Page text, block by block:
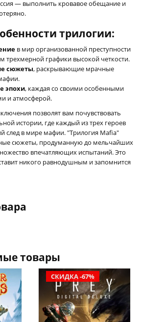
— выполнить кровавое обещание и
трилогии:
в мир организованной преступности
трехмерной графики высокой четкости.
сюжеты, раскрывающие мрачные
эпохи, каждая со своими особенными
и атмосферой.
позволят вам почувствовать
истории, где каждый из трех героев
след в мире мафии. "Трилогия Mafia"
сюжеты, продуманную до мельчайших
впечатляющих испытаний. Это
никого равнодушным и запомнится
товары
СКИДКА -67%